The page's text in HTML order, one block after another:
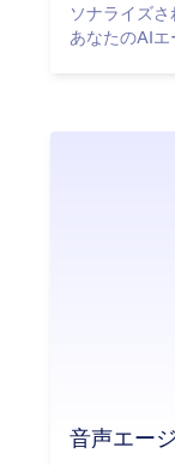
ソナライズさ
あなたのAI
音声エー